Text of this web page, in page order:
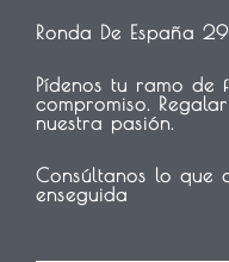
Ronda De España
Pídenos tu ramo de
compromiso.
nuestra pasión.
Consúltanos lo que
enseguida